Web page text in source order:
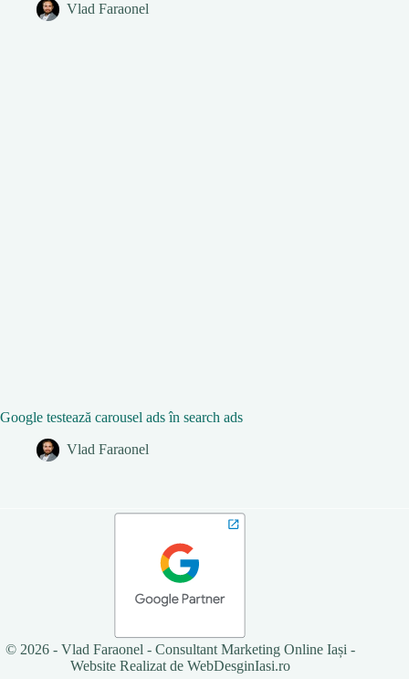
Vlad Faraonel
Google testează carousel ads în search ads
Vlad Faraonel
© 2026 - Vlad Faraonel - Consultant Marketing Online Iași -
Website Realizat de WebDesginIasi.ro